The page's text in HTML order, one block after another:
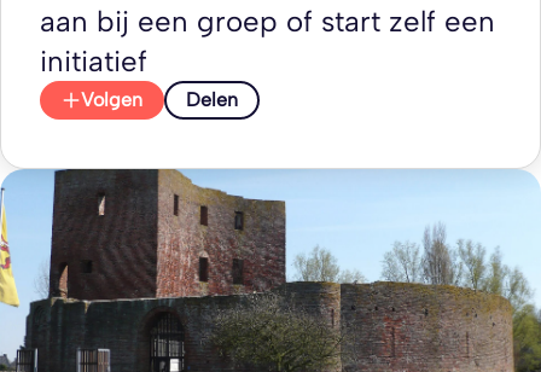
aan bij een groep of start zelf een
initiatief
Volgen Delen